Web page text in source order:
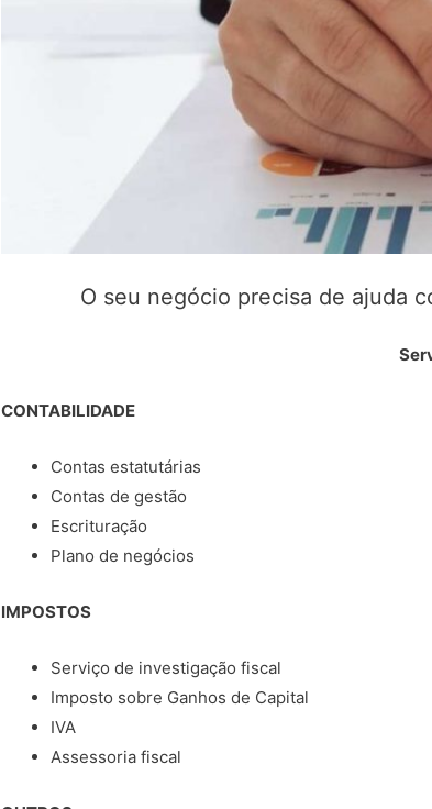
O seu negócio precisa de ajuda
CONTABILIDADE
Contas estatutárias
Contas de gestão
Escrituração
Plano de negócios
IMPOSTOS
Serviço de investigação fiscal
Imposto sobre Ganhos de Capital
IVA
Assessoria fiscal